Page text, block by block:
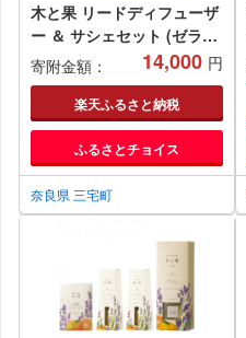
木と果 リードディフューザ
ー ＆ サシェセット (ゼラニ
ウム ベルガモット) 晴香堂
HARUKADO 天然精油
100％ ルームフレグランス
芳香剤 インテリア アロマ
天然香料 香り スティック
リビング 玄関 ベッドルーム
プレゼント ギフト
寄附金額： 14,000 円
楽天ふるさと納税
ふるさとチョイス
奈良県 三宅町